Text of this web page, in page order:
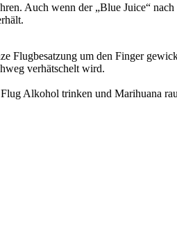
Auch wenn der „Blue Juice“
Flugbesatzung um den Finger
verhätschelt wird.
Alkohol trinken und Marihuana